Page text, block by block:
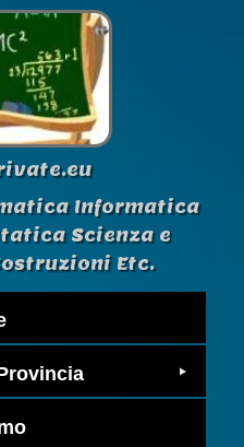
Informatica
Scienza e
Etc.